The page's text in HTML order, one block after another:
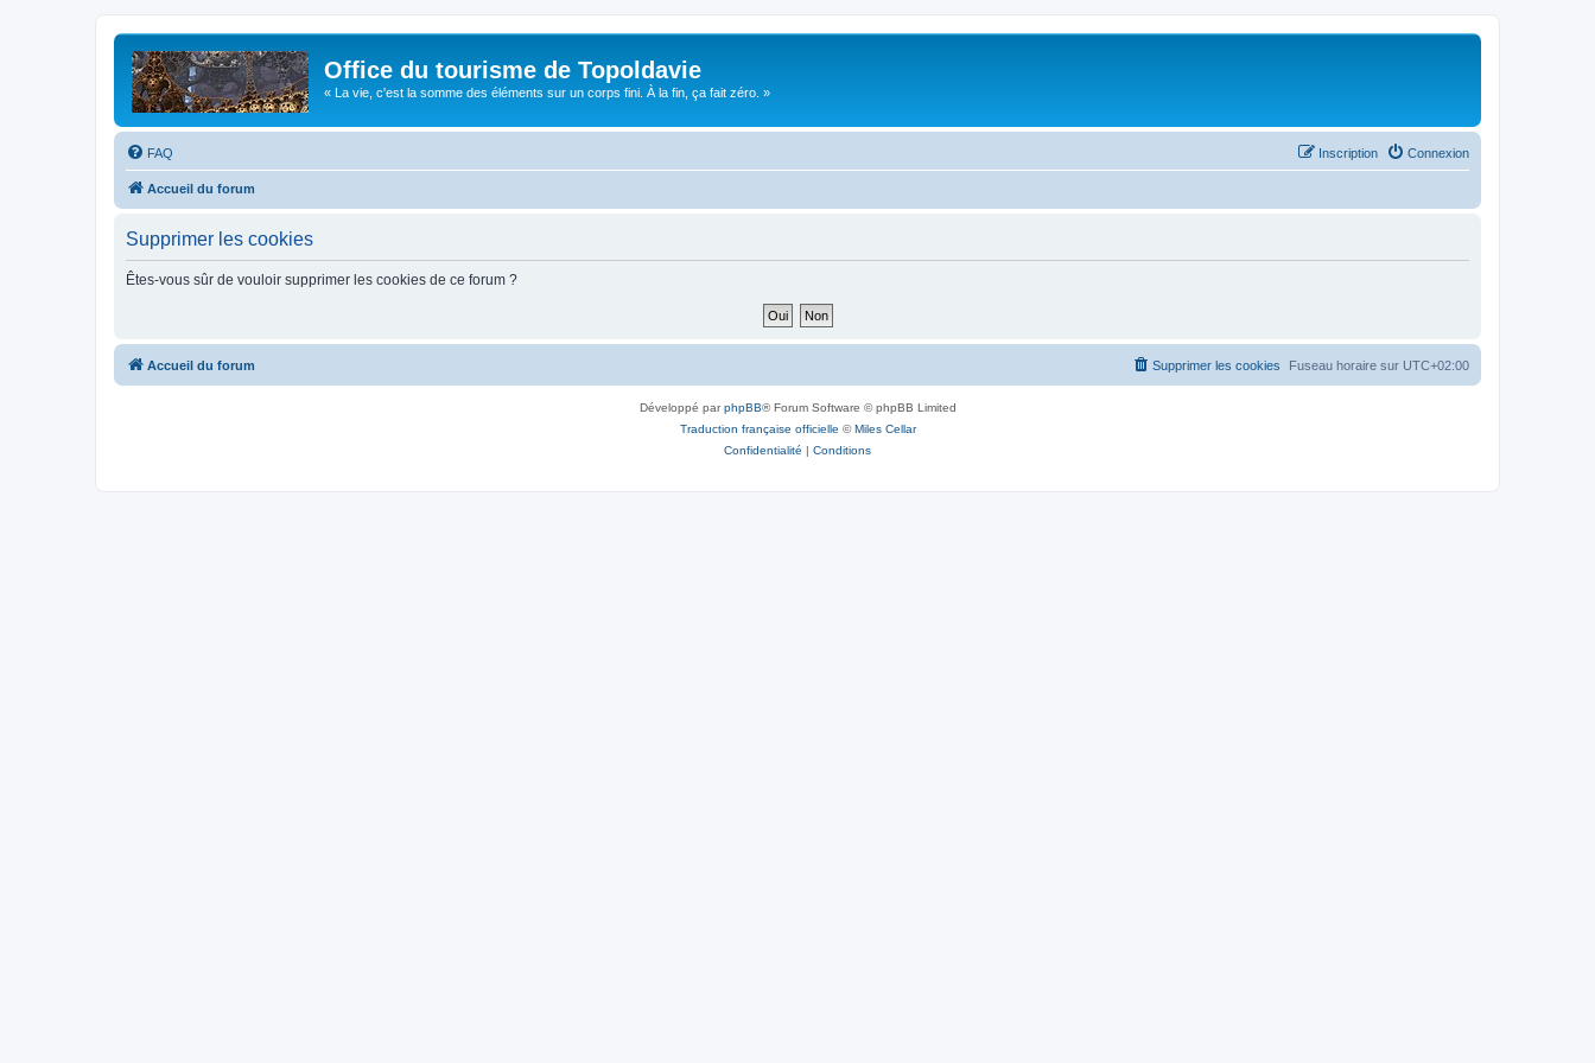
Office du tourisme de Topoldavie
« La vie, c'est la somme des éléments sur un corps fini. À la fin, ça fait zéro. »
FAQ Connexion
Inscription
Accueil du forum
Supprimer les cookies
Êtes-vous sûr de vouloir supprimer les cookies de ce forum ?
Accueil du forum Fuseau horaire sur UTC+02:00
Supprimer les cookies
Développé parphpBB® Forum Software © phpBB Limited
Traduction française officielle ©Miles Cellar
Confidentialité | Conditions